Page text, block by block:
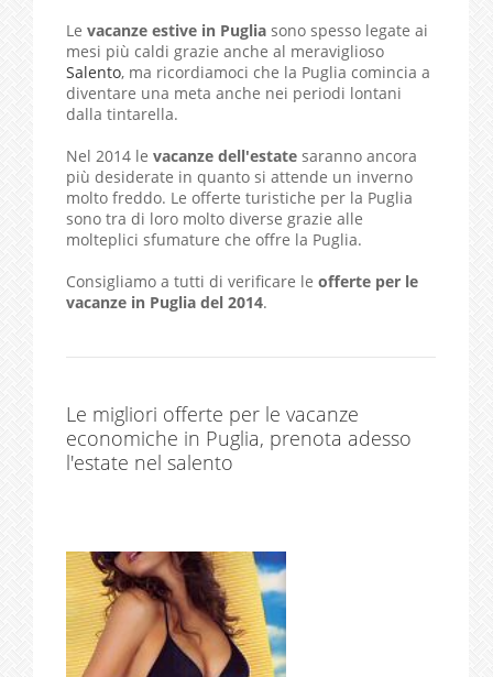
Le vacanze estive in Puglia sono spesso legate ai
mesi più caldi grazie anche al meraviglioso
Salento, ma ricordiamoci che la Puglia comincia a
diventare una meta anche nei periodi lontani
dalla tintarella.
Nel 2014 le vacanze dell'estate saranno ancora
più desiderate in quanto si attende un inverno
molto freddo. Le offerte turistiche per la Puglia
sono tra di loro molto diverse grazie alle
molteplici sfumature che offre la Puglia.
Consigliamo a tutti di verificare le offerte per le
vacanze in Puglia del 2014.
Le migliori offerte per le vacanze
economiche in Puglia, prenota adesso
l'estate nel salento